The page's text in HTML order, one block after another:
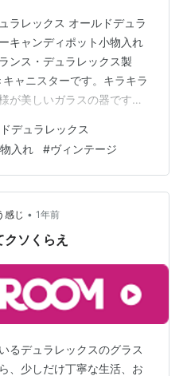
ラレックス オールドデュラ
キャンディポット小物入れ
ンス・デュラレックス製
ャニスターです。キラキラ
が美しいガラスの器です。
ラレックスガラスキャニス
製のガラス製品は手に入り
のオールドデュラレックス
スです。細部まで美しいダ
、よく見ると揺らぎや製造
デュラレックス
入れ #ヴィンテージ
感じ • 1年前
ソくらえ
るデュラレックスのグラス
、少しだけ丁寧な生活、お